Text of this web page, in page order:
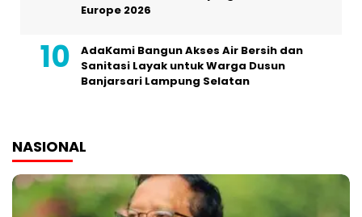
Europe 2026
AdaKami Bangun Akses Air Bersih dan
Sanitasi Layak untuk Warga Dusun
Banjarsari Lampung Selatan
NASIONAL